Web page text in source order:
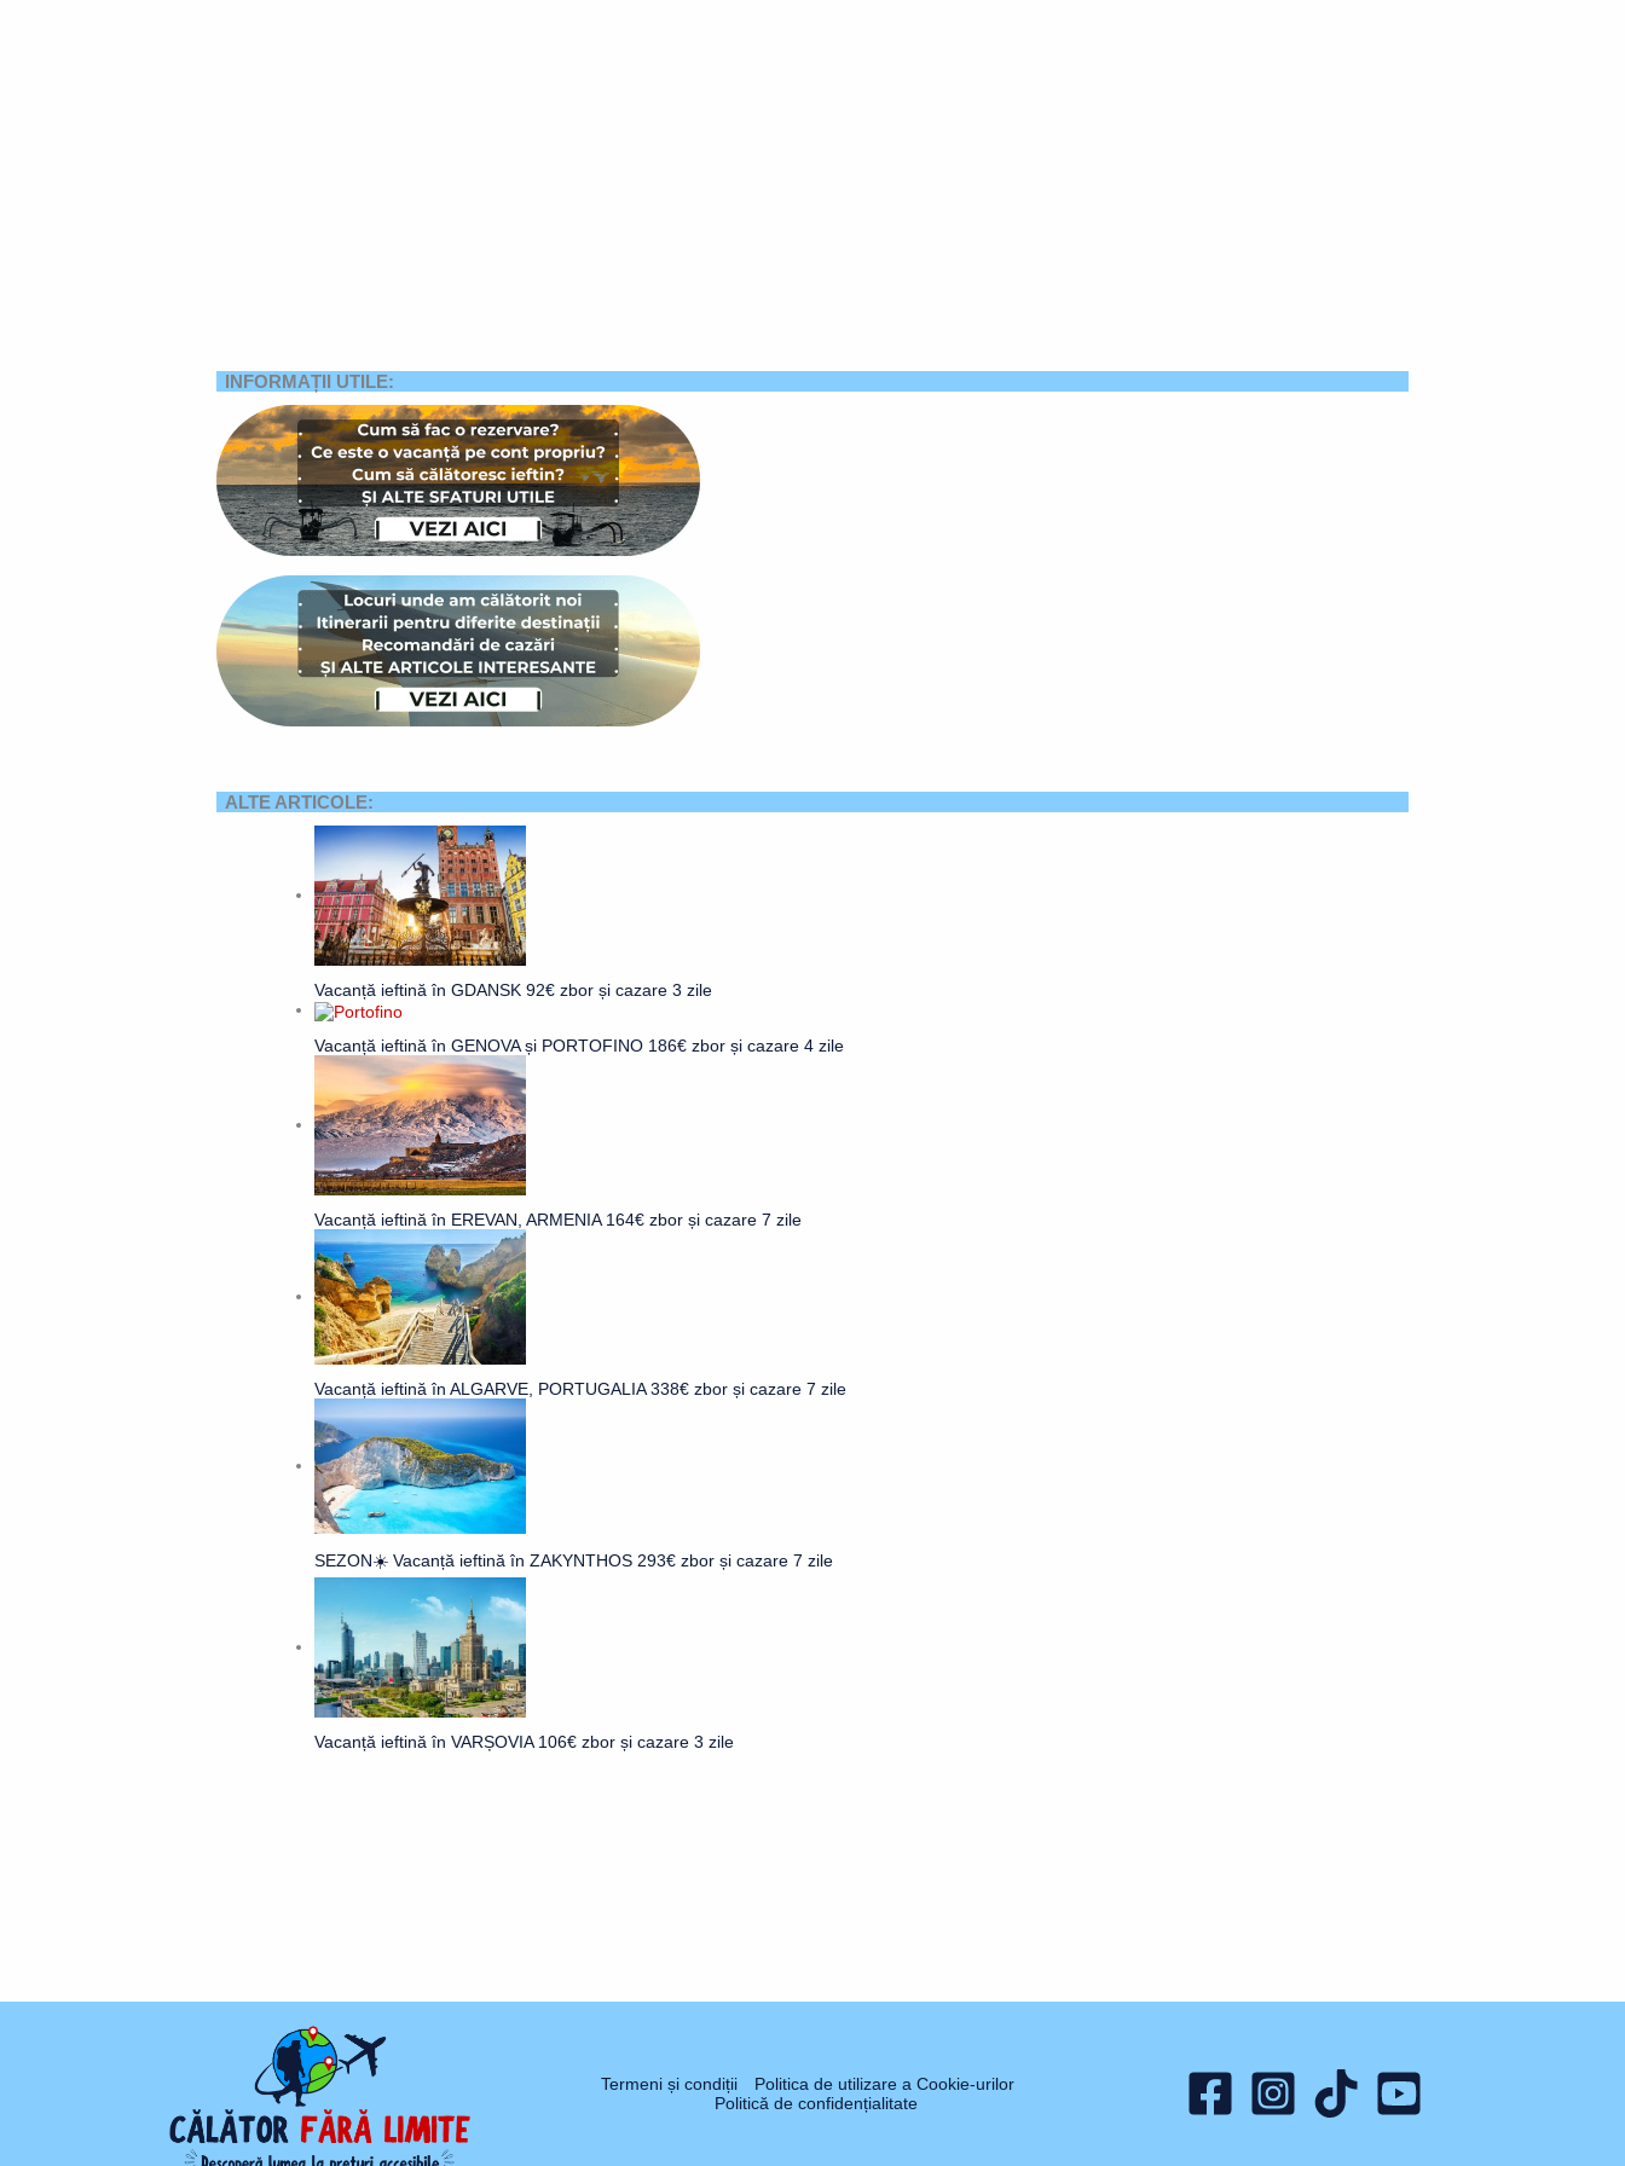
INFORMAȚII UTILE:
ALTE ARTICOLE:
Vacanță ieftină în GDANSK 92€ zbor și cazare 3 zile
Vacanță ieftină în GENOVA și PORTOFINO 186€ zbor și cazare 4 zile
Vacanță ieftină în EREVAN, ARMENIA 164€ zbor și cazare 7 zile
Vacanță ieftină în ALGARVE, PORTUGALIA 338€ zbor și cazare 7 zile
SEZON☀️ Vacanță ieftină în ZAKYNTHOS 293€ zbor și cazare 7 zile
Vacanță ieftină în VARȘOVIA 106€ zbor și cazare 3 zile
Termeni și condiții
Politica de utilizare a Cookie-urilor
Politică de confidențialitate